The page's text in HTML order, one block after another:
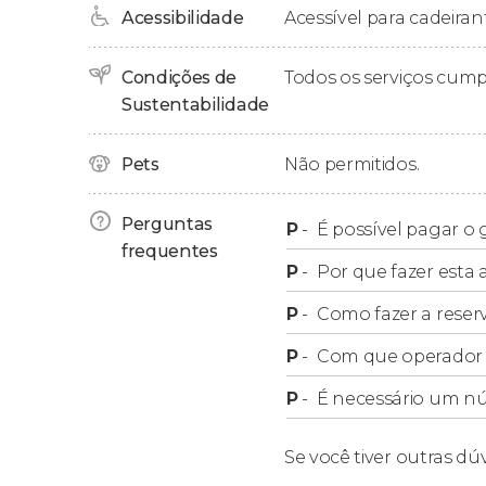
Banksy. Falando em artistas, passaremos
Coldplay ou One Direction.
Antes do final do free tour, conheceremos
dos carnavais de Veneza ou do Rio de
segundo carnaval de rua mais famoso do
Depois de duas horas e meia de percurso,
Nosso tour gratuito não admite reservas para
grupo maior, recomendamos
Acessibilidade Acessível para
Condições de
Sustentabilidade
Todos os serviços
Pets Não permitidos.
Perguntas
frequentes
P- É possível pagar o
P- Por que fazer esta
P- Como fazer a
P- Com que
P- É necessário um
Se você tiver outras